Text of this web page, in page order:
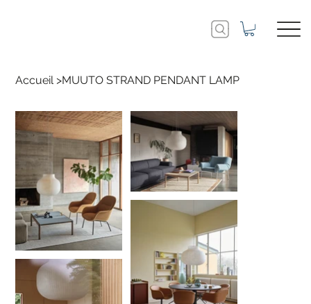
Accueil >MUUTO STRAND PENDANT LAMP